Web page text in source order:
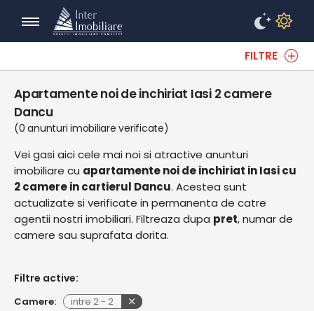
FILTRE
Apartamente noi de inchiriat Iasi 2 camere
Dancu
(0 anunturi imobiliare verificate)
Vei gasi aici cele mai noi si atractive anunturi
imobiliare cu apartamente noi de inchiriat in Iasi cu
2 camere in cartierul Dancu. Acestea sunt
actualizate si verificate in permanenta de catre
agentii nostri imobiliari. Filtreaza dupa pret, numar de
camere sau suprafata dorita.
Filtre active:
Camere: intre 2- 2